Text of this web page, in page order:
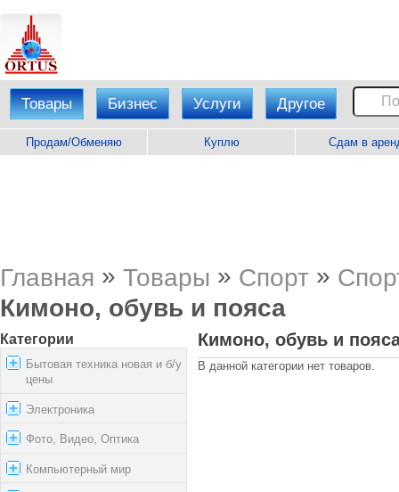
Товары Бизнес Услуги Другое
Продам/Обменяю Куплю Сдам в
Главная » Товары » Спорт »
Кимоно, обувь и пояса
Категории
Бытовая техника новая и б/у
цены
Электроника
Фото, Видео, Оптика
Компьютерный мир
Кимоно, обувь и
В данной категории нет товаров.